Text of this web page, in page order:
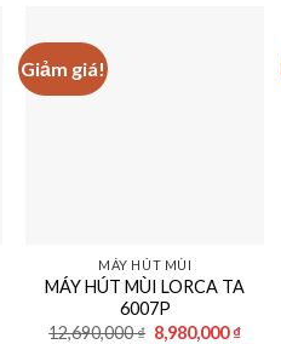
Giảm giá!
MÁY HÚT MÙI
MÁY HÚT MÙI LORCA TA
6007P
12,690,000₫ Giá
8,980,000₫Giá